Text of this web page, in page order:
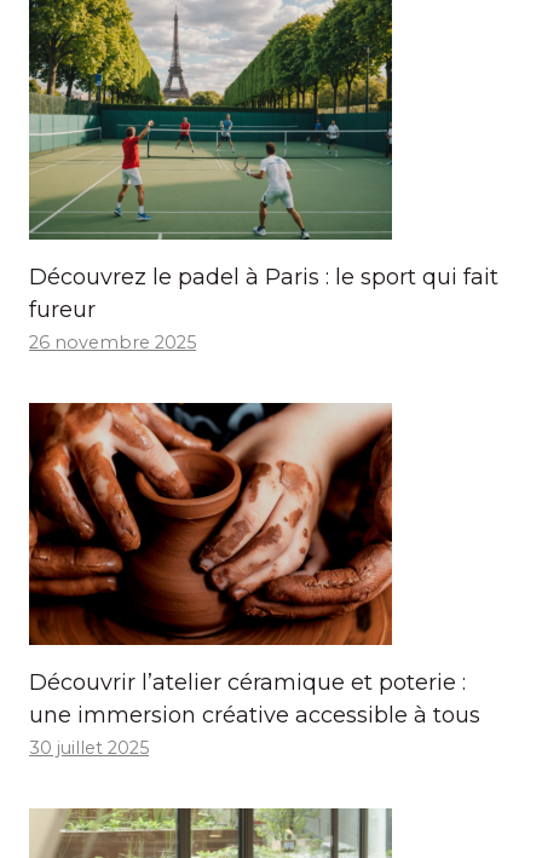
Découvrez le padel à Paris : le sport qui fait
fureur
26 novembre 2025
Découvrir l’atelier céramique et poterie :
une immersion créative accessible à tous
30 juillet 2025